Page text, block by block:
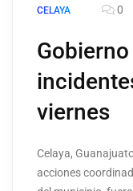
CELAYA 0
viernes
Celaya,
acciones